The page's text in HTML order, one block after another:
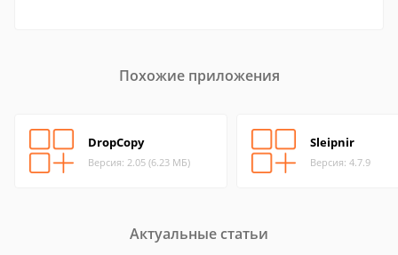
Похожие приложения
DropCopy
Версия: 2.05 (6.23 МБ)
Sleipnir
Версия: 4.7.9
Актуальные статьи